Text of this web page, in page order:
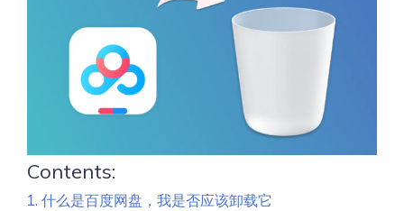
Contents:
什么是百度网盘，我是否应该卸载它